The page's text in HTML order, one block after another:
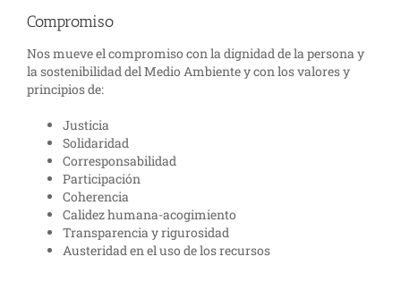
Compromiso
Nos mueve el compromiso con la dignidad de la persona y
la sostenibilidad del Medio Ambiente y con los valores y
principios de:
Justicia
Solidaridad
Corresponsabilidad
Participación
Coherencia
Calidez humana­-acogimiento
Transparencia y rigurosidad
Austeridad en el uso de los recursos